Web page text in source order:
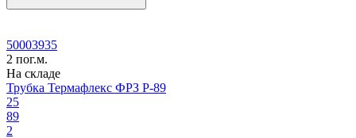
50003935
2 пог.м.
На складе
Трубка Термафлекс ФРЗ P-89
25
89
2